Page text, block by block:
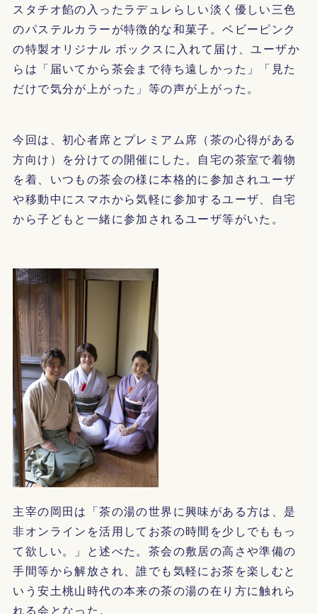
スタチオ餡の入ったラデュレらしい淡く優しい三色
のパステルカラーが特徴的な和菓子。ベビーピンク
の特製オリジナル ボックスに入れて届け、ユーザか
らは「届いてから茶会まで待ち遠しかった」「見た
だけで気分が上がった」等の声が上がった。
今回は、初心者席とプレミアム席（茶の心得がある
方向け）を分けての開催にした。自宅の茶室で着物
を着、いつもの茶会の様に本格的に参加されユーザ
や移動中にスマホから気軽に参加するユーザ、自宅
から子どもと一緒に参加されるユーザ等がいた。
主宰の岡田は「茶の湯の世界に興味がある方は、是
非オンラインを活用してお茶の時間を少しでももっ
て欲しい。」と述べた。茶会の敷居の高さや準備の
手間等から解放され、誰でも気軽にお茶を楽しむと
いう安土桃山時代の本来の茶の湯の在り方に触れら
れる会となった。